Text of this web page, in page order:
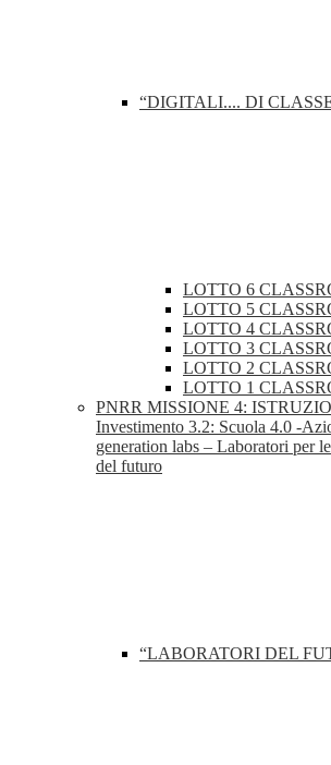
“DIGITALI.... DI
LOTTO 6
LOTTO 5
LOTTO 4
LOTTO 3
LOTTO 2
LOTTO 1
PNRR MISSIONE 4:
Investimento 3.2: Scuola 4.0 -
generation labs – Laboratori per
del futuro
“LABORATORI DEL